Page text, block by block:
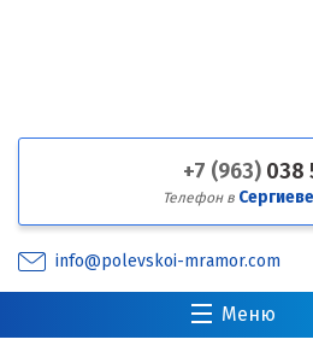
+7 (963) 038
Телефон в
info@polevskoi-mramor.com
Меню